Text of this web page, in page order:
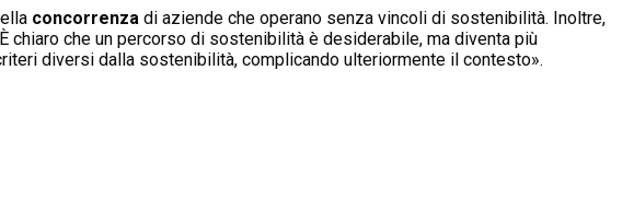
concorrenza di aziende che operano senza vincoli di sostenibilità. Inoltre,
chiaro che un percorso di sostenibilità è desiderabile, ma diventa più
diversi dalla sostenibilità, complicando ulteriormente il contesto».